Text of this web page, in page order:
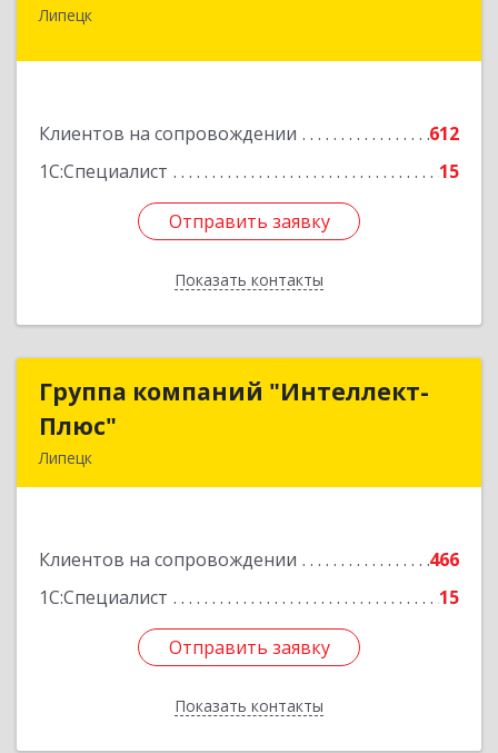
Липецк
Клиентов на сопровождении
612
1С:Специалист
15
Отправить заявку
Показать контакты
398001, Липецкая обл, Липецк г, Победы пл,
Отправить заявку
Назад
Группа компаний "Интеллект-
Плюс"
Липецк
Клиентов на сопровождении
466
1С:Специалист
15
Отправить заявку
Показать контакты
Группа компаний "Интеллект-
Подробнее
Отправить заявку
Назад